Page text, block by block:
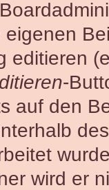
editieren
-
auf den
wird er